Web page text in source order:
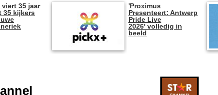
viert 35 jaar
35 kijkers
'Proximus
Presenteert: Antwerp
Pride Live
2026' volledig in
beeld